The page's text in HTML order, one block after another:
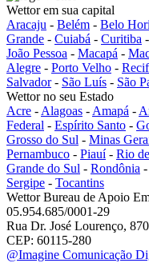
Wettor em sua capital
Aracaju - Belém - Belo
Grande - Cuiabá - Curitiba -
João Pessoa - Macapá -
Alegre - Porto Velho -
Salvador- São Luís - São
Wettor no seu Estado
Acre - Alagoas - Amapá -
Federal - Espírito Santo -
Grosso do Sul - Minas
Pernambuco - Piauí- Rio
Grande do Sul - Rondônia -
Sergipe - Tocantins
Wettor Bureau de Apoio
05.954.685/0001-29
Rua Dr. José Lourenço,
CEP: 60115-280
@Imagine Comunicação